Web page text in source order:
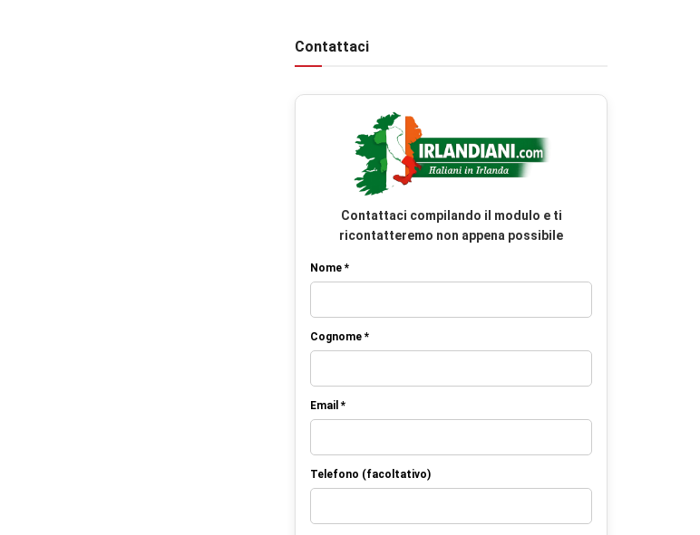
Contattaci
Contattaci compilando il modulo e ti
ricontatteremo non appena possibile
Nome *
Cognome *
Email *
Telefono (facoltativo)